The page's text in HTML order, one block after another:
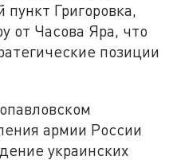
Григоровка,
от Часова Яра, что
позиции
армии России
украинских